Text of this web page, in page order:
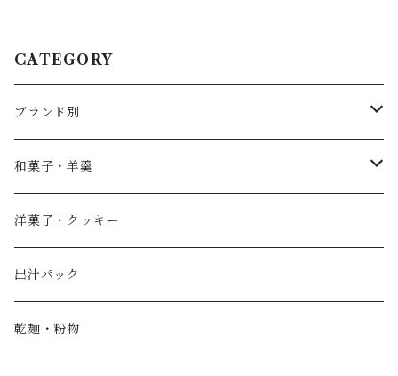
CATEGORY
ブランド別
薄墨羊羹
やすまるだし
宮野製粉製麺所
IoLy
和菓子・羊羹
こざくら
どら焼き
ウスズミキューブ
洋菓子・クッキー
出汁パック
乾麺・粉物